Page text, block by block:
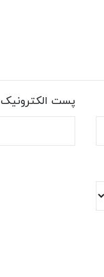
پست الکترونیک